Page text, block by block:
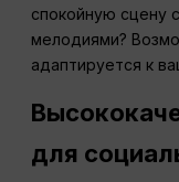
спокойную сцену
мелодиями?
адаптируется к
для